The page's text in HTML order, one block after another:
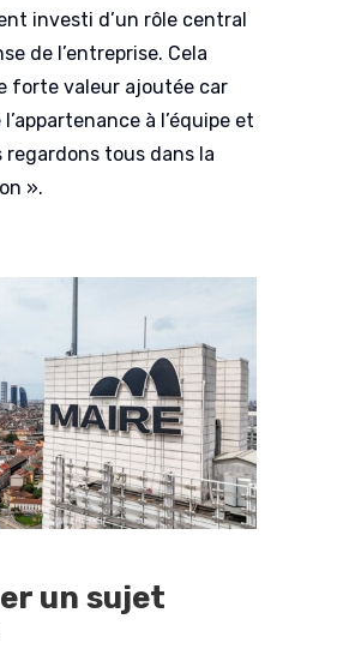
investi d’un rôle central
de l’entreprise. Cela
forte valeur ajoutée car
à l’équipe et
tous dans la
».
un sujet